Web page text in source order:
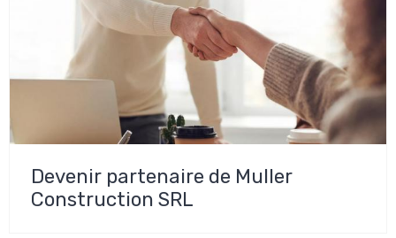
Devenir partenaire de Muller
Construction SRL